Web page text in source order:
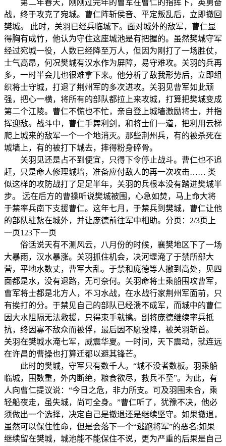
第二年春天，刚刚过完年的曹军在曹仁的指挥下，英勇奋
战，终于攻克了宛城。曹仁阵斩侯音、平定叛乱后，立即撤回
樊城。 此时，关羽已经兵临城下。面对城外的敌军，曹仁显
得胸有成竹，他认为守住这座城池是有把握的。虽然樊城守军
经过宛城一役，人数已经降至万人，但因为刚打了一场胜仗，
士气高昂，何况樊城有汉水作为屏障，易守难攻。关羽的兵再
多，一时半会儿也很难拿下来。他分析了敌我形势后，立即组
织将士守城，打退了荆州军的多次进攻。关羽见曹军如此顽
强，把心一横，将所有的部队都拉上来攻城，打算把樊城变成
第二个江陵。曹仁不慌也不忙，亲自登上城墙激励将士，并指
挥迎敌。战斗中，曹仁手舞利剑，和将士们一道，把利用云梯
爬上城来的敌军一个一个地消灭。那些荆州兵，有的被杀死在
城墙上，有的被打下城去，摔得粉身碎骨。
关羽见还是占不到便宜，只得下令停止战斗。曹仁也不追
赶，只是命人修理城墙，准备应付敌人的再一次攻击…… 类
似这样的攻防战打了足足半年，关羽的兵根本没有踏进樊城半
步。 远在后方的曹操听说樊城被围，心急如焚，马上命大将
于禁率兵南下支援曹仁。这年七月，于禁兵到樊城，曹仁让他
的部队驻紮在城外，并让庞德前往军中相助。分页：2/3页上
一页123下一页
俗话说天有不测风云，八月份的时候，襄樊地区下了一场
大暴雨，汉水暴涨。关羽抓住机会，决河堤淹了于禁所部大
营，平地水数丈，曹军大乱。于禁和庞德等人撤到高处，见四
面都是水，没有退路，无可奈何。关羽命将士乘船围攻曹军，
曹军将士都是北方人，不习水战，在水战行家荆州军面前，只
有挨打的分。于禁见自己的部队已经溃不成军，而城中的曹仁
因大水阻隔无法救援，只得束手就擒。副将庞德继续率兵抵
抗，终因寡不敌众而被俘，最后因不愿投降，被关羽斩首。
关羽在樊城水淹七军，威震华夏。一时间，天下震动，就连远
在许昌的曹操也打算迁都以避其锋芒。
此时的樊城，守军只有数千人。“城不没者数板。羽乘船
临城，围数重，外内断绝，粮食欲尽，救兵不至”。为此，有
人向曹仁提议说：“今日之危，非力所支。可及羽围未合，乘
轻船夜走，虽失城，尚可全身。”曹仁听了，犹豫不决，他必
须做出一个选择，决定自己是撤退还是继续坚守。如果撤退，
虽然可以保住性命，但是会落下一个“逃跑将军”的恶名;如果
继续留在樊城，城池能不能保住不说，更为严重的后果是自己